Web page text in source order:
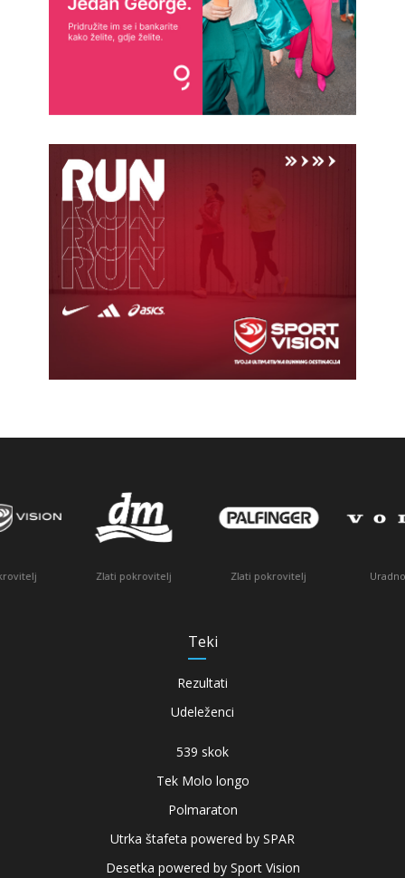
Zlati pokrovitelj Zlati pokrovitelj Uradno vozilo
Teki
Rezultati
Udeleženci
539 skok
Tek Molo longo
Polmaraton
Utrka štafeta powered by SPAR
Desetka powered by Sport Vision